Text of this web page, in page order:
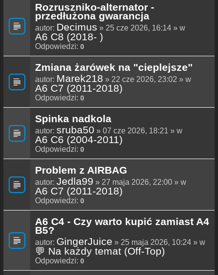
Rozruszniko-alternator -
przedłużona gwarancja
autor: Decimus » 25 cze 2026, 16:14 » w
A6 C8 (2018- )
Odpowiedzi: 0
Zmiana żarówek na "cieplejsze"
autor: Marek218 » 22 cze 2026, 23:02 » w
A6 C7 (2011-2018)
Odpowiedzi: 0
Spinka nadkola
autor: sruba50 » 07 cze 2026, 18:21 » w
A6 C6 (2004-2011)
Odpowiedzi: 0
Problem z AIRBAG
autor: Jedla99 » 27 maja 2026, 22:00 » w
A6 C7 (2011-2018)
Odpowiedzi: 0
A6 C4 - Czy warto kupić zamiast A4
B5?
autor: GingerJuice » 25 maja 2026, 10:24 » w
💬 Na każdy temat (Off-Top)
Odpowiedzi: 0